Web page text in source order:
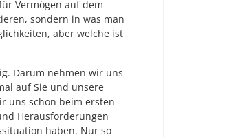
Vermögen auf dem
sondern in was man
aber welche ist
Darum nehmen wir uns
auf Sie und unsere
uns schon beim ersten
Herausforderungen
haben. Nur so